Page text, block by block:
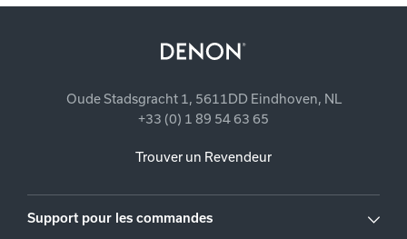
Oude Stadsgracht 1, 5611DD Eindhoven, NL
+33 (0) 1 89 54 63 65
Trouver un Revendeur
Support pour les commandes